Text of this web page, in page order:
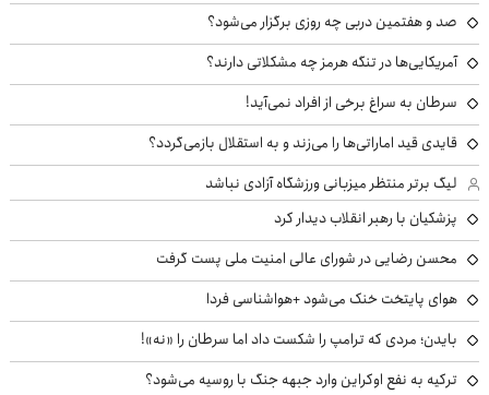
صد و هفتمین دربی چه روزی برگزار می‌شود؟
آمریکایی‌ها در تنگه هرمز چه مشکلاتی دارند؟
سرطان به سراغ برخی از افراد نمی‌آید!
قایدی قید اماراتی‌ها را می‌زند و به استقلال بازمی‌گردد؟
لیگ برتر منتظر میزبانی ورزشگاه آزادی نباشد
پزشکیان با رهبر انقلاب دیدار کرد
محسن رضایی در شورای عالی امنیت ملی پست گرفت
هوای پایتخت خنک می‌شود +هواشناسی فردا
بایدن؛ مردی که ترامپ را شکست داد اما سرطان را «نه»!
ترکیه به نفع اوکراین وارد جبهه جنگ با روسیه می‌شود؟